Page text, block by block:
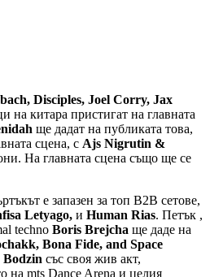
Disciples, Joel Corry, Jax
на китара пристигат на главната
ще дадат на публиката това,
сцена, с Ajs Nigrutin &
На главната сцена също ще се
е запазен за топ B2B сетове,
Letyago, и Human Rias. Петък ,
techno Boris Brejcha ще даде на
Bona Fide, and Space
Bodzin със своя жив акт,
на mts Dance Arena и целия